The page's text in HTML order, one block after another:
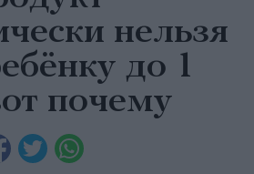
нельзя
до 1
почему